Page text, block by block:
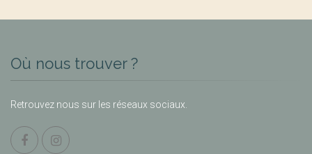
Où nous trouver ?
Retrouvez nous sur les réseaux sociaux.